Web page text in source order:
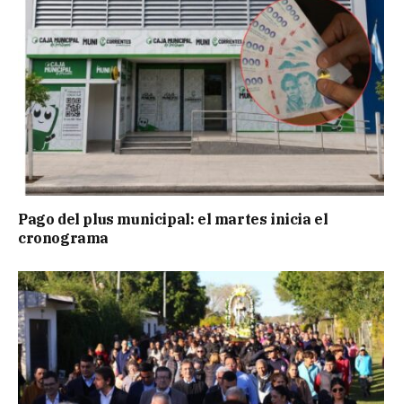
Pago del plus municipal: el martes inicia el
cronograma